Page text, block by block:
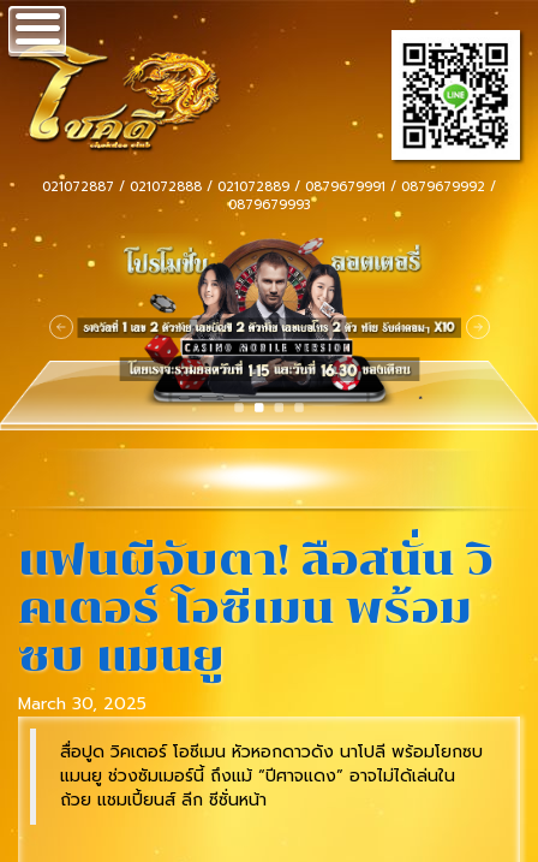
021072887 / 021072888 / 021072889 / 0879679991 / 0879679992 /
0879679993
แฟนผีจับตา! ลือสนั่น วิ
คเตอร์ โอซีเมน พร้อม
ซบ แมนยู
March 30, 2025
สื่อปูด วิคเตอร์ โอซีเมน หัวหอกดาวดัง นาโปลี พร้อมโยกซบ
แมนยู ช่วงซัมเมอร์นี้ ถึงแม้ “ปีศาจแดง” อาจไม่ได้เล่นใน
ถ้วย แชมเปี้ยนส์ ลีก ซีซั่นหน้า